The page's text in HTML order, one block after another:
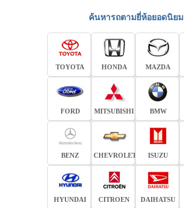
ค้นหารถตามยี่ห้อยอดนิยม
TOYOTA HONDA MAZDA
FORD MITSUBISHI BMW
BENZ CHEVROLET ISUZU
HYUNDAI CITROEN DAIHATSU